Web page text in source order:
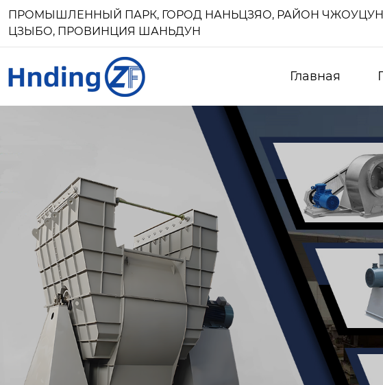
ПРОМЫШЛЕННЫЙ ПАРК, ГОРОД НАНЬЦЗЯО, РАЙОН
ЦЗЫБО, ПРОВИНЦИЯ ШАНЬДУН
Главная